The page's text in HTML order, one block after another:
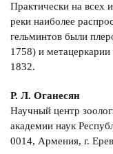
Практически на всех
реки наиболее
гельминтов были
1758) и
1832.
Р. Л. Оганесян
Научный центр
академии наук
0014, Армения, г.